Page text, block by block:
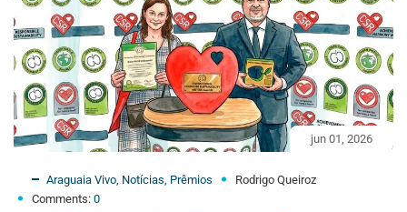
jun 01, 2026
Araguaia Vivo Notícias Prêmios
Rodrigo Queiroz
Comments: 0